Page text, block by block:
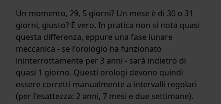
Un momento, 29, 5 giorni? Un mese è di 30 o 31
giorni, giusto? È vero. In pratica non si nota quasi
questa differenza, eppure una fase lunare
meccanica - se l'orologio ha funzionato
ininterrottamente per 3 anni - sarà indietro di
quasi 1 giorno. Questi orologi devono quindi
essere corretti manualmente a intervalli regolari
(per l'esattezza: 2 anni, 7 mesi e due settimane).